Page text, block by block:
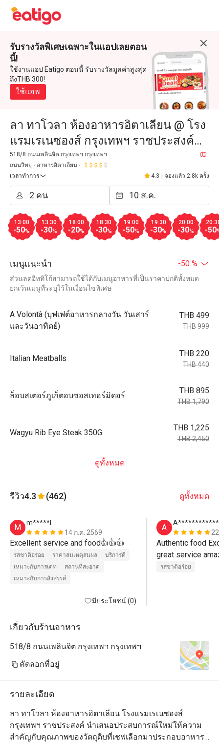
รับรางวัลพิเศษเฉพาะในแอปเลยตอน
นี้!
ใช้งานแอป Eatigo ตอนนี้ รับรางวัลมูลค่าสูงสุด
ถึงTHB 300!
ใช้แอพ
ลา ทาโวลา ห้องอาหารอิตาเลียน @ โรง
แรมเรเนซองส์ กรุงเทพฯ ราชประสงค์
(La Tavola @Renaissance Bangkok
Ratchaprasong Hotel)
518/8 ถนนเพลินจิต กรุงเทพฯ กรุงเทพฯ
ถนนวิทยุ
อาหารอิตาเลียน
เวลาทำการ
4.3 จองแล้ว 2.8k ครั้ง
13:00
-50%
13:30
-30%
18:00
-20%
18:30
-30%
19:00
-50%
19:30
-30%
20:00
-30% -50
เมนูแนะนำ -50 %
ส่วนลดอีททิโก้สามารถใช้ได้กับเมนูอาหารที่เป็นราคาปกติทั้งหมด
ยกเว้นเมนูที่ระบุไว้ในเงื่อนไขพิเศษ
A Volontà (บุฟเฟต์อาหารกลางวัน วันเสาร์
และวันอาทิตย์)
THB 499
THB 999
Italian Meatballs
THB 220
THB 440
ล็อบสเตอร์ภูเก็ตอบซอสเทอร์มิดอร์
THB 895
THB 1,790
Wagyu Rib Eye Steak 350G
THB 1,225
THB 2,450
ดูทั้งหมด
รีวิว4.3 (462) ดูทั้งหมด
M
m*****l
14 ก.ค. 2569
Excellent service and food👍👍👍
รสชาติอร่อย ราคาสมเหตุสมผล
บริการดี
เหมาะกับการเดท
สถานที่สะอาด
เหมาะกับการสังสรรค์
มีประโยชน์ (0)
A
Authentic food
รสชาติอร่อย
เกี่ยวกับร้านอาหาร
518/8 ถนนเพลินจิต กรุงเทพฯ กรุงเทพฯ
คัดลอกที่อยู่
รายละเอียด
ลา ทาโวลา ห้องอาหารอิตาเลียน โรงแรมเรเนซองส์
กรุงเทพฯ ราชประสงค์ นำเสนอประสบการณ์ใหม่ให้ความ
สำคัญกับคุณภาพของวัตถุดิบที่เชฟเลือกมาประกอบอาหาร